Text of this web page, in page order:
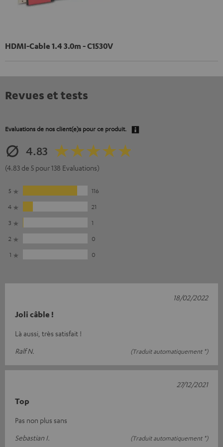
HDMI-Cable 1.4 3.0m - C1530V
Revues et tests
Evaluations de nos client(e)s pour ce produit.
4.83
(4.83 de 5 pour 138 Evaluations)
5
116
4
21
3
1
2
0
1
0
Joli câble !
Là aussi, très satisfait !
Ralf N.
(Traduit automatiquement *)
18/02/2022
Top
Pas non plus sans
Sebastian I.
(Traduit automatiquement *)
27/12/2021